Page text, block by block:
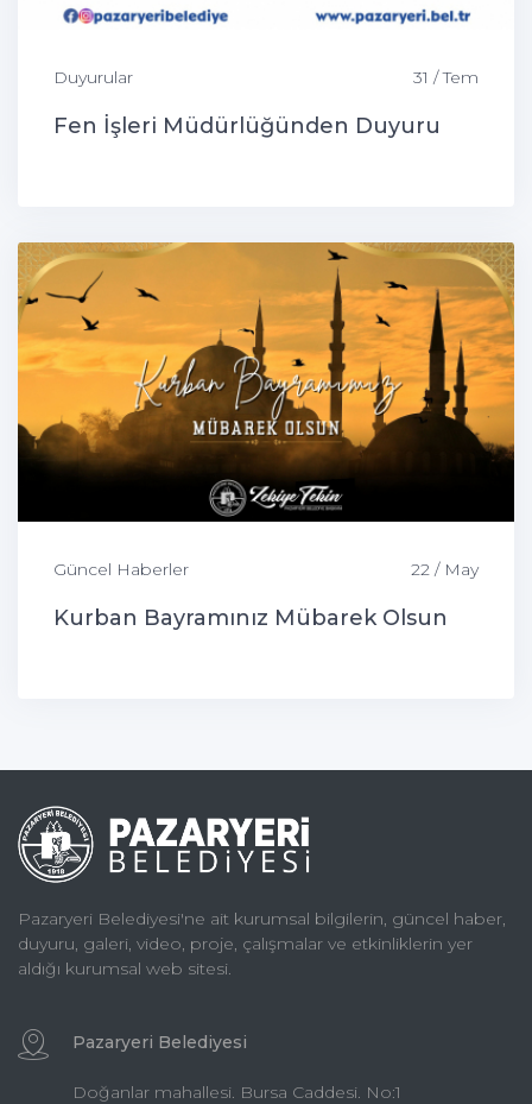
Duyurular 31 / Tem
Fen İşleri Müdürlüğünden Duyuru
Güncel Haberler 22 / May
Kurban Bayramınız Mübarek Olsun
Pazaryeri Belediyesi'ne ait kurumsal bilgilerin, güncel haber,
duyuru, galeri, video, proje, çalışmalar ve etkinliklerin yer
aldığı kurumsal web sitesi.
Pazaryeri Belediyesi
Doğanlar mahallesi. Bursa Caddesi. No:1